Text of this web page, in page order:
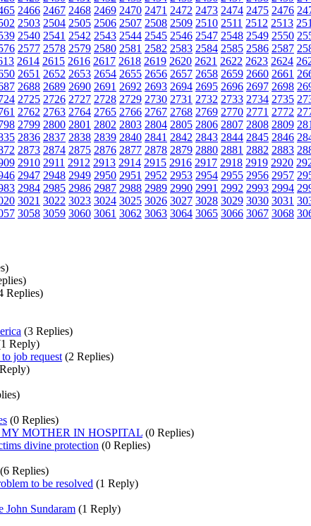
2466 2467 2468 2469 2470 2471 2472 2473 2474 2475 2476
2503 2504 2505 2506 2507 2508 2509 2510 2511 2512 2513
2540 2541 2542 2543 2544 2545 2546 2547 2548 2549 2550
2577 2578 2579 2580 2581 2582 2583 2584 2585 2586 2587
2614 2615 2616 2617 2618 2619 2620 2621 2622 2623 2624
2651 2652 2653 2654 2655 2656 2657 2658 2659 2660 2661
2688 2689 2690 2691 2692 2693 2694 2695 2696 2697 2698
2725 2726 2727 2728 2729 2730 2731 2732 2733 2734 2735
2762 2763 2764 2765 2766 2767 2768 2769 2770 2771 2772
2799 2800 2801 2802 2803 2804 2805 2806 2807 2808 2809
2836 2837 2838 2839 2840 2841 2842 2843 2844 2845 2846
2873 2874 2875 2876 2877 2878 2879 2880 2881 2882 2883
2910 2911 2912 2913 2914 2915 2916 2917 2918 2919 2920
2947 2948 2949 2950 2951 2952 2953 2954 2955 2956 2957
2984 2985 2986 2987 2988 2989 2990 2991 2992 2993 2994
3021 3022 3023 3024 3025 3026 3027 3028 3029 3030 3031
3058 3059 3060 3061 3062 3063 3064 3065 3066 3067 3068
Replies)
(3 Replies)
Reply)
job request (2 Replies)
(0 Replies)
MOTHER IN HOSPITAL (0 Replies)
divine protection (0 Replies)
(6 Replies)
to be resolved (1 Reply)
John Sundaram (1 Reply)